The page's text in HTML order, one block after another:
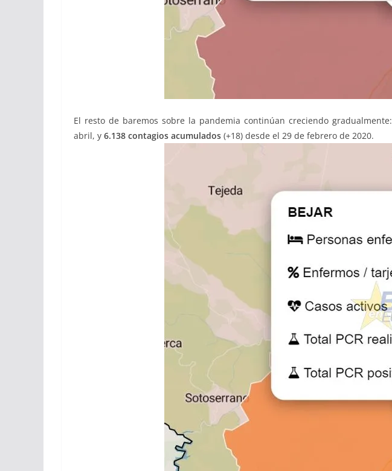
El resto de baremos sobre la pandemia continúan creciendo gradualmente:
abril, y 6.138 contagios acumulados (+18) desde el 29 de febrero de 2020.